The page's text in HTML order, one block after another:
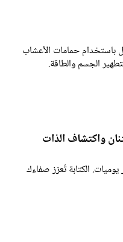
حمامات الأعشاب
الجسم والطاقة.
الكتابة تُعزز صفاءك